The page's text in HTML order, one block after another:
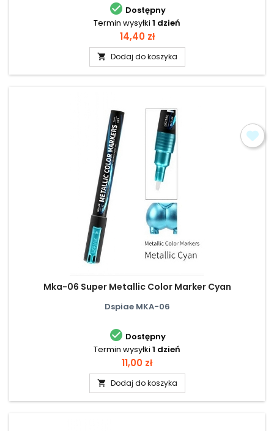
 Dostępny
Termin wysyłki 1 dzień
Cena
14,40 zł
 Dodaj do koszyka
Mka-06 Super Metallic Color Marker Cyan
Dspiae MKA-06
 Dostępny
Termin wysyłki 1 dzień
Cena
11,00 zł
 Dodaj do koszyka